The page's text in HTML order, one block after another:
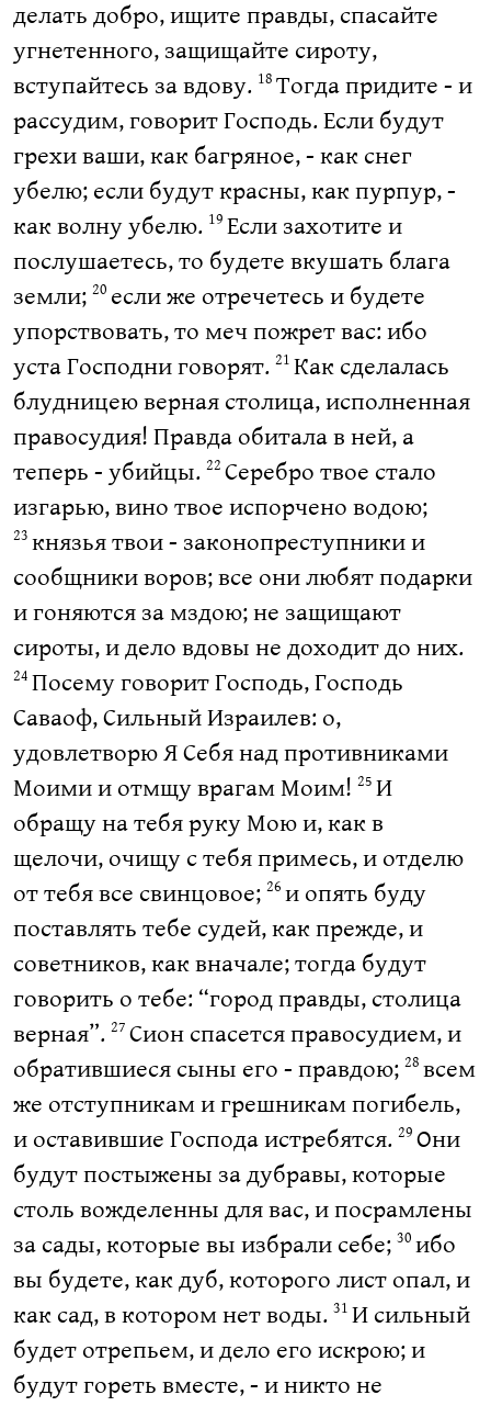
делать добро, ищите правды, спасайте
угнетенного, защищайте сироту,
вступайтесь за вдову. 18 Тогда придите - и
рассудим, говорит Господь. Если будут
грехи ваши, как багряное, - как снег
убелю; если будут красны, как пурпур, -
как волну убелю. 19 Если захотите и
послушаетесь, то будете вкушать блага
земли; 20 если же отречетесь и будете
упорствовать, то меч пожрет вас: ибо
уста Господни говорят. 21 Как сделалась
блудницею верная столица, исполненная
правосудия! Правда обитала в ней, а
теперь - убийцы. 22 Серебро твое стало
изгарью, вино твое испорчено водою;
23 князья твои - законопреступники и
сообщники воров; все они любят подарки
и гоняются за мздою; не защищают
сироты, и дело вдовы не доходит до них.
24 Посему говорит Господь, Господь
Саваоф, Сильный Израилев: о,
удовлетворю Я Себя над противниками
Моими и отмщу врагам Моим! 25 И
обращу на тебя руку Мою и, как в
щелочи, очищу с тебя примесь, и отделю
от тебя все свинцовое; 26 и опять буду
поставлять тебе судей, как прежде, и
советников, как вначале; тогда будут
говорить о тебе: “город правды, столица
верная”. 27 Сион спасется правосудием, и
обратившиеся сыны его - правдою; 28 всем
же отступникам и грешникам погибель,
и оставившие Господа истребятся. 29 Они
будут постыжены за дубравы, которые
столь вожделенны для вас, и посрамлены
за сады, которые вы избрали себе; 30 ибо
вы будете, как дуб, которого лист опал, и
как сад, в котором нет воды. 31 И сильный
будет отрепьем, и дело его искрою; и
будут гореть вместе, - и никто не